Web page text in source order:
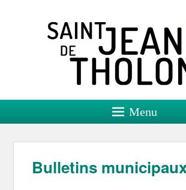
Saint Jean de
Site officiel
Menu
Bulletins